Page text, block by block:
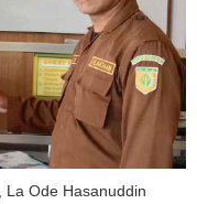
La Ode Hasanuddin